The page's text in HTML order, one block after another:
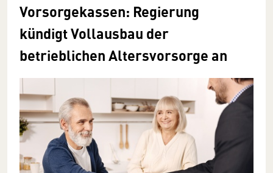
Vorsorgekassen: Regierung
kündigt Vollausbau der
betrieblichen Altersvorsorge an